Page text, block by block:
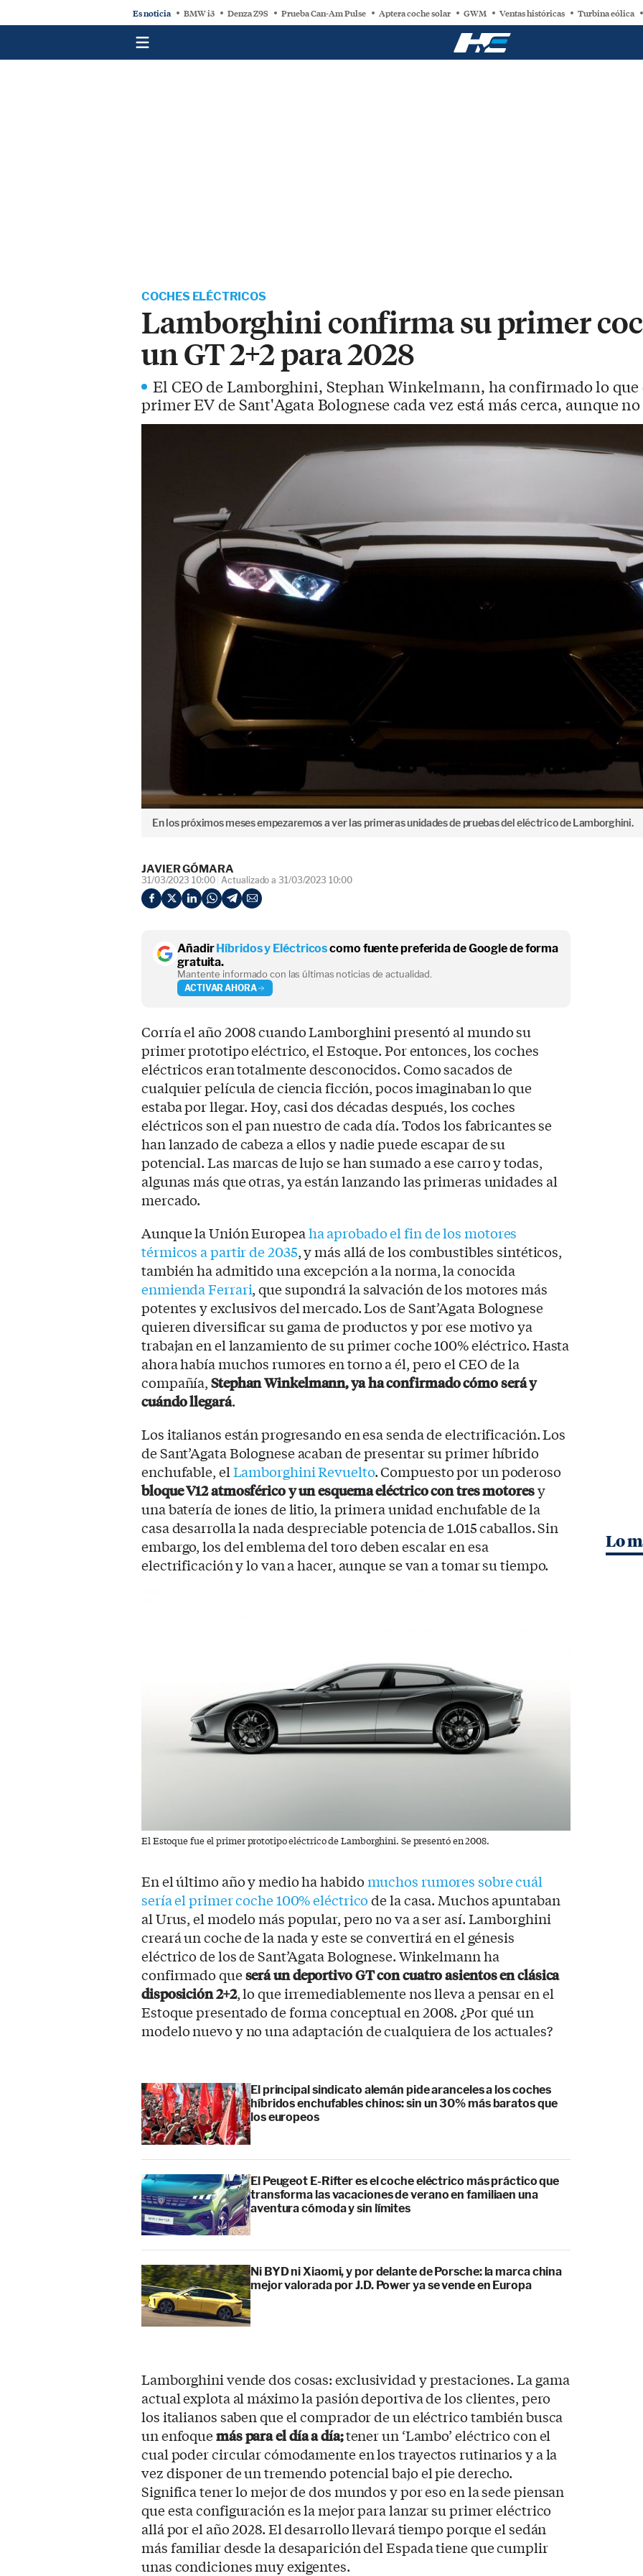
Es noticia BMW i3 Denza Z9S Prueba Can-Am Pulse Aptera coche solar GWM Ventas históricas Turbina eólica
COCHES ELÉCTRICOS
Lamborghini confirma su primer
un GT 2+2 para 2028
El CEO de Lamborghini, Stephan Winkelmann, ha confirmado lo que
primer EV de Sant'Agata Bolognese cada vez está más cerca, aunque
En los próximos meses empezaremos a ver las primeras unidades de pruebas del eléctrico de Lamborghini.
JAVIER GÓMARA
31/03/2023 10:00 Actualizado a 31/03/2023 10:00
Añadir Híbridos y Eléctricoscomo fuente preferida de Google de forma
gratuita.
Mantente informado con las últimas noticias de actualidad.
ACTIVAR AHORA
Corría el año 2008 cuando Lamborghini presentó al mundo su
primer prototipo eléctrico, el Estoque. Por entonces, los coches
eléctricos eran totalmente desconocidos. Como sacados de
cualquier película de ciencia ficción, pocos imaginaban lo que
estaba por llegar. Hoy, casi dos décadas después, los coches
eléctricos son el pan nuestro de cada día. Todos los fabricantes se
han lanzado de cabeza a ellos y nadie puede escapar de su
potencial. Las marcas de lujo se han sumado a ese carro y todas,
algunas más que otras, ya están lanzando las primeras unidades al
mercado.
Aunque la Unión Europeaha aprobado el fin de los motores
térmicos a partir de 2035, y más allá de los combustibles sintéticos,
también ha admitido una excepción a la norma, la conocida
enmienda Ferrari, que supondrá la salvación de los motores más
potentes y exclusivos del mercado. Los de Sant’Agata Bolognese
quieren diversificar su gama de productos y por ese motivo ya
trabajan en el lanzamiento de su primer coche 100% eléctrico. Hasta
ahora había muchos rumores en torno a él, pero el CEO de la
compañía,Stephan Winkelmann, ya ha confirmado cómo será y
cuándo llegará.
Los italianos están progresando en esa senda de electrificación. Los
de Sant’Agata Bolognese acaban de presentar su primer híbrido
enchufable, elLamborghini Revuelto. Compuesto por un poderoso
bloque V12 atmosférico y un esquema eléctrico con tres motoresy
una batería de iones de litio, la primera unidad enchufable de la
casa desarrolla la nada despreciable potencia de 1.015 caballos. Sin
embargo, los del emblema del toro deben escalar en esa
electrificación y lo van a hacer, aunque se van a tomar su tiempo.
El Estoque fue el primer prototipo eléctrico de Lamborghini. Se presentó en 2008.
En el último año y medio ha habidomuchos rumores sobre cuál
sería el primer coche 100% eléctricode la casa. Muchos apuntaban
al Urus, el modelo más popular, pero no va a ser así. Lamborghini
creará un coche de la nada y este se convertirá en el génesis
eléctrico de los de Sant’Agata Bolognese. Winkelmann ha
confirmado queserá un deportivo GT con cuatro asientos en clásica
disposición 2+2, lo que irremediablemente nos lleva a pensar en el
Estoque presentado de forma conceptual en 2008. ¿Por qué un
modelo nuevo y no una adaptación de cualquiera de los actuales?
El principal sindicato alemán pide aranceles a los coches
híbridos enchufables chinos: sin un 30% más baratos que
los europeos
El Peugeot E-Rifter es el coche eléctrico más práctico que
transforma las vacaciones de verano en familiaen una
aventura cómoda y sin límites
Ni BYD ni Xiaomi, y por delante de Porsche: la marca china
mejor valorada por J.D. Power ya se vende en Europa
Lamborghini vende dos cosas: exclusividad y prestaciones. La gama
actual explota al máximo la pasión deportiva de los clientes, pero
los italianos saben que el comprador de un eléctrico también busca
un enfoquemás para el día a día;tener un ‘Lambo’ eléctrico con el
cual poder circular cómodamente en los trayectos rutinarios y a la
vez disponer de un tremendo potencial bajo el pie derecho.
Significa tener lo mejor de dos mundos y por eso en la sede piensan
que esta configuración es la mejor para lanzar su primer eléctrico
allá por el año 2028. El desarrollo llevará tiempo porque el sedán
más familiar desde la desaparición del Espada tiene que cumplir
unas condiciones muy exigentes.
Lo